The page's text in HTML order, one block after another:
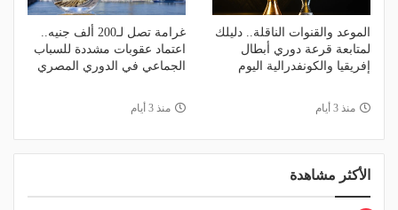
الموعد والقنوات الناقلة.. دليلك
لمتابعة قرعة دوري أبطال
إفريقيا والكونفدرالية اليوم
منذ 3 أيام
غرامة تصل لـ200 ألف جنيه..
اعتماد عقوبات مشددة للسباب
الجماعي في الدوري المصري
منذ 3 أيام
الأكثر مشاهدة